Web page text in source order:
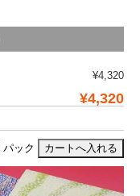
¥4,320
¥4,320
パック